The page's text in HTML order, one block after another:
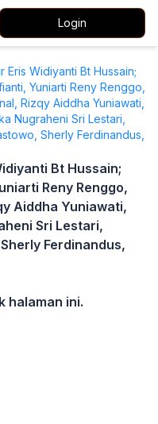
Login
Eris Widiyanti Bt Hussain;
Yuniarti Reny Renggo,
Rizqy Aiddha Yuniawati,
Nugraheni Sri Lestari,
Sherly Ferdinandus,
Bt Hussain;
Reny Renggo,
Aiddha Yuniawati,
Sri Lestari,
Ferdinandus,
halaman ini.